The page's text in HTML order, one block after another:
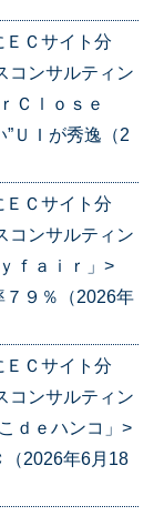
ＥＣサイト分
ンサルティン
Ｃｌｏｓｅ
ＵＩが秀逸（2
ＥＣサイト分
ンサルティン
ｆａｉｒ」>
９％（2026年
ＥＣサイト分
ンサルティン
ｄｅハンコ」>
2026年6月18